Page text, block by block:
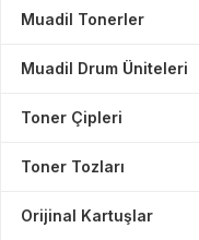
Muadil Tonerler
Muadil Drum Üniteleri
Toner Çipleri
Toner Tozları
Orijinal Kartuşlar